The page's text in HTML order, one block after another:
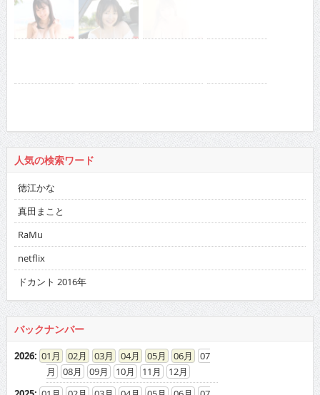
人気の検索ワード
徳江かな
真田まこと
RaMu
netflix
ドカント 2016年
バックナンバー
2026: 01 02 03 04 05 06
07
08
09 10 11
12